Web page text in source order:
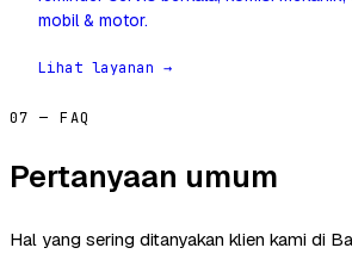
mobil & motor.
Lihat layanan →
07 — FAQ
Pertanyaan umum
Hal yang sering ditanyakan klien kami di